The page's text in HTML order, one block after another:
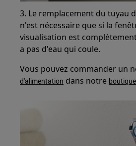
3. Le remplacement du tuyau
n'est nécessaire que si la
visualisation est
a pas d'eau qui coule.
Vous pouvez commander un
d'alimentation dans notre